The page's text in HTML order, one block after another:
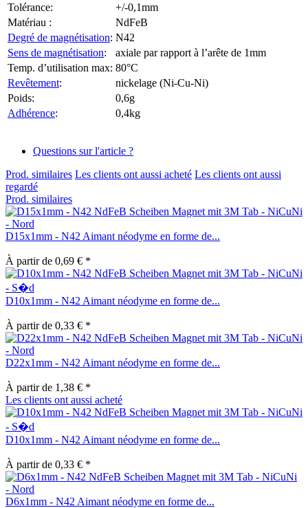
Tolérance:
+/-0,1mm
Matériau :
NdFeB
Degré de magnétisation: N42
Sens de magnétisation:
axiale par rapport à l’arête de 1mm
Temp. d’utilisation max: 80°C
Revêtement:
nickelage (Ni-Cu-Ni)
Poids:
0,6g
Adhérence: 0,4kg
Questions sur l'article ?
Prod. similaires Les clients ont aussi acheté Les clients ont aussi
regardé
Prod. similaires
D15x1mm - N42 Aimant néodyme en forme de...
À partir de 0,69 € *
D10x1mm - N42 Aimant néodyme en forme de...
À partir de 0,33 € *
D22x1mm - N42 Aimant néodyme en forme de...
À partir de 1,38 € *
Les clients ont aussi acheté
D10x1mm - N42 Aimant néodyme en forme de...
À partir de 0,33 € *
D6x1mm - N42 Aimant néodyme en forme de...